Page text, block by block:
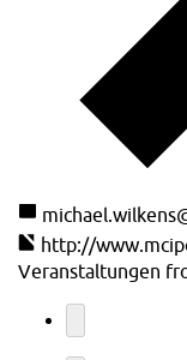
http://
Veranstaltungen